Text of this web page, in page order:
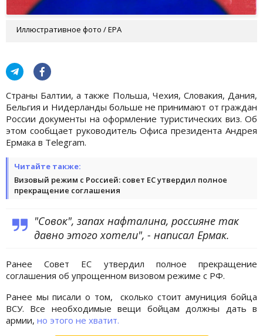
Иллюстративное фото / EPA
Страны Балтии, а также Польша, Чехия, Словакия, Дания,
Бельгия и Нидерланды больше не принимают от граждан
России документы на оформление туристических виз. Об
этом сообщает руководитель Офиса президента Андрея
Ермака в Telegram.
Читайте также:
Визовый режим с Россией: совет ЕС утвердил полное
прекращение соглашения
"Совок", запах нафталина, россияне так
давно этого хотели", - написал Ермак.
Ранее Совет ЕС утвердил полное прекращение
соглашения об упрощенном визовом режиме с РФ.
Ранее мы писали о том, сколько стоит амуниция бойца
ВСУ. Все необходимые вещи бойцам должны дать в
армии, но этого не хватит.